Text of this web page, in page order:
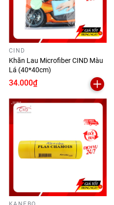
CIND
Khăn Lau Microfiber CIND Màu
Lá (40*40cm)
34.000₫